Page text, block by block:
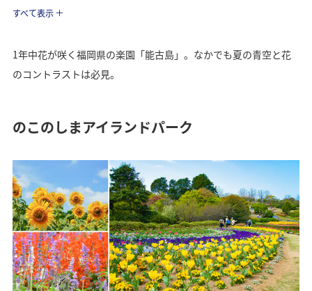
すべて表示
1年中花が咲く福岡県の楽園「能古島」。なかでも夏の青空と花
のコントラストは必見。
のこのしまアイランドパーク